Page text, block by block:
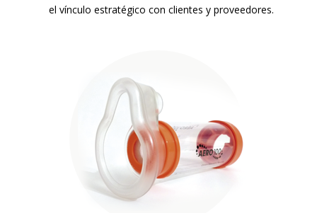
el vínculo estratégico con clientes y proveedores.